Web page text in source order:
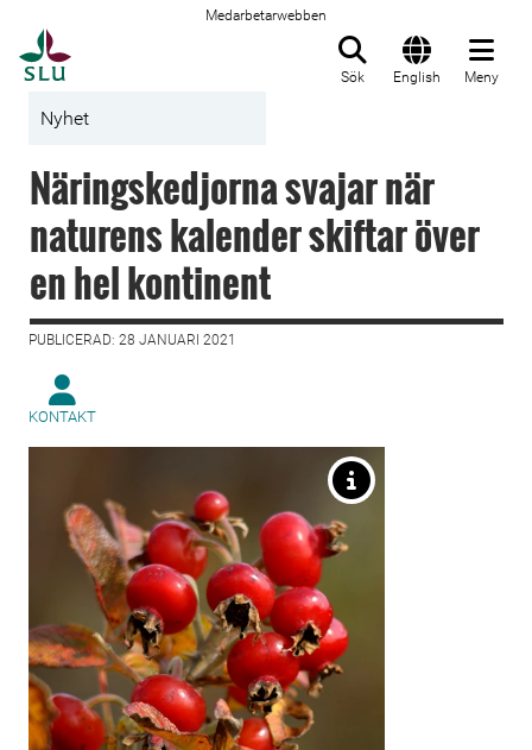
Medarbetarwebben
Sök English Meny
Nyhet
Näringskedjorna svajar när
naturens kalender skiftar över
en hel kontinent
PUBLICERAD: 28 JANUARI 2021
KONTAKT